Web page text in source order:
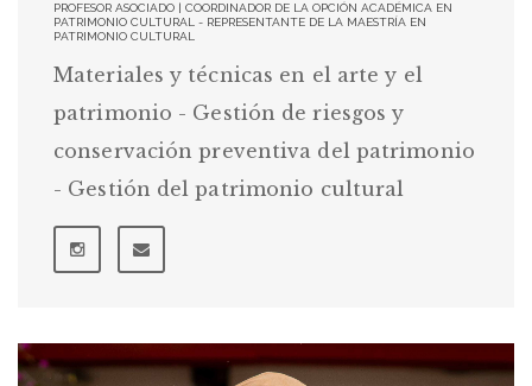
PROFESOR ASOCIADO | COORDINADOR DE LA OPCIÓN ACADÉMICA EN
PATRIMONIO CULTURAL - REPRESENTANTE DE LA MAESTRÍA EN
PATRIMONIO CULTURAL
Materiales y técnicas en el arte y el
patrimonio - Gestión de riesgos y
conservación preventiva del patrimonio
- Gestión del patrimonio cultural